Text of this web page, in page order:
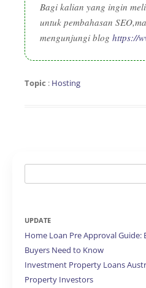
Bagi kalian yang ingin
untuk pembahasan
mengunjungi blog https://
Topic : Hosting
for:
UPDATE
Home Loan Pre Approval
Buyers Need to Know
Investment Property Loans
Property Investors